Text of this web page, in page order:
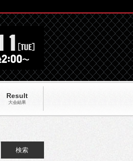
Result
大会結果